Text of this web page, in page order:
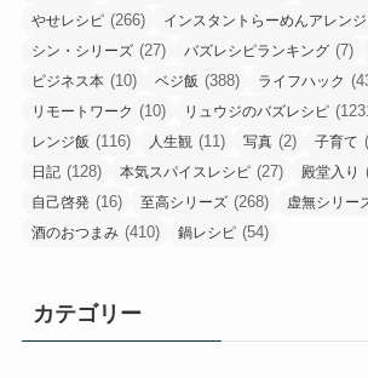
やせレシピ (266) インスタントらーめんアレンジ
シン・シリーズ (27) バズレシピランキング (7)
ビジネス本 (10) ベジ飯 (388) ライフハック
リモートワーク (10) リュウジのバズレシピ
レンジ飯 (116) 人生観 (11) 写真 (2) 子育て
日記 (128) 本気スパイスレシピ (27) 殿堂入り
自己啓発 (16) 至高シリーズ (268) 虚無シリー
酒のおつまみ (410) 鍋レシピ (54)
カテゴリー